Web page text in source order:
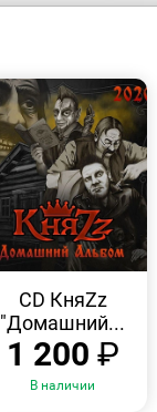
ПРОСМОТР
CD КняZz
"Домашний...
1 200 ₽
В наличии